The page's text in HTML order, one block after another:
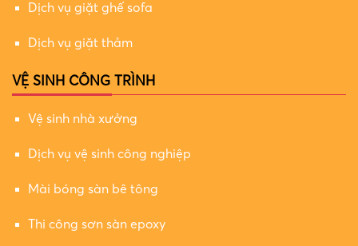
Dịch vụ giặt ghế sofa
Dịch vụ giặt thảm
VỆ SINH CÔNG TRÌNH
Vệ sinh nhà xưởng
Dịch vụ vệ sinh công nghiệp
Mài bóng sàn bê tông
Thi công sơn sàn epoxy